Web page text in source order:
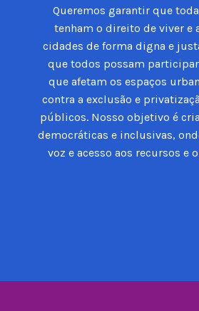
Queremos garantir que
tenham o direito de viver e
cidades de forma digna e
que todos possam
que afetam os espaços
contra a exclusão e
públicos. Nosso objetivo é
democráticas e inclusivas,
voz e acesso aos recursos e